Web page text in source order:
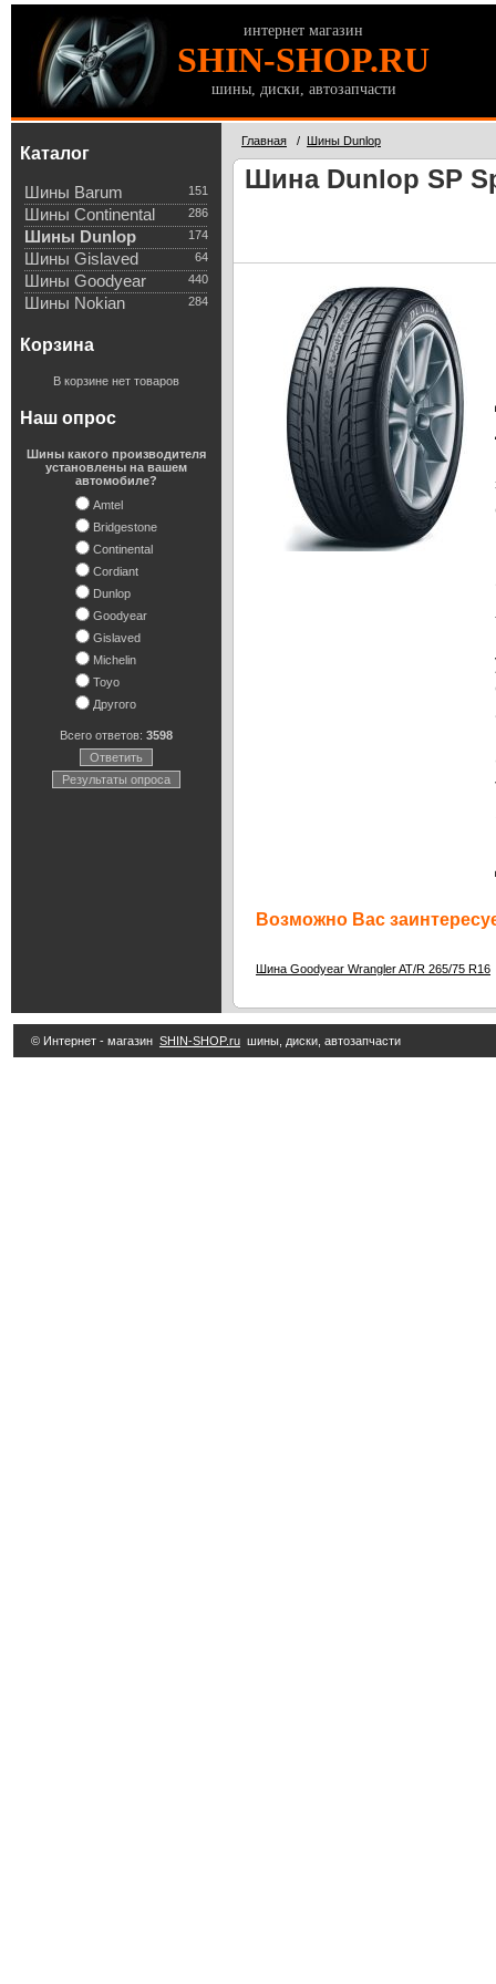
интернет магазин
SHIN-SHOP.RU
шины, диски, автозапчасти
Каталог
151
Шины Barum
286
Шины Continental
174
Шины Dunlop
64
Шины Gislaved
440
Шины Goodyear
284
Шины Nokian
Корзина
В корзине нет товаров
Наш опрос
Шины какого производителя
установлены на вашем
автомобиле?
Amtel
Bridgestone
Continental
Cordiant
Dunlop
Goodyear
Gislaved
Michelin
Toyo
Другого
Всего ответов: 3598
Ответить
Результаты опроса
Главная / Шины Dunlop
Шина Dunlop SP
Возможно Вас
Шина Goodyear Wrangler AT/R 265/75 R16
© Интернет - магазин SHIN-SHOP.ru шины, диски, автозапчасти